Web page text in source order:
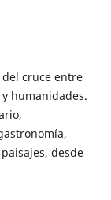
cruce entre
humanidades.
desde